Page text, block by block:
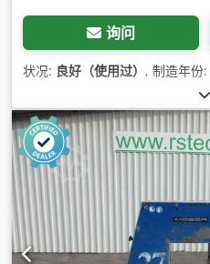
询问
状况: 良好（使用过） , 制造年份: